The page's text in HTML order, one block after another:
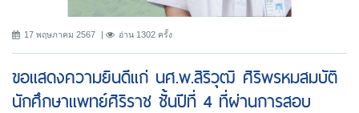
17 พฤษภาคม 2567 อ่าน 1302 ครั้ง
ขอแสดงความยินดีแก่ นศ.พ.สิริวุฒิ ศิริพรหมสมบัติ
นักศึกษาแพทย์ศิริราช ชั้นปีที่ 4 ที่ผ่านการสอบ